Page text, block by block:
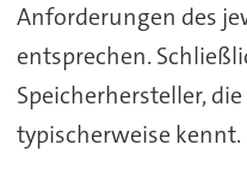
Anforderungen des
entsprechen.
Speicherhersteller,
typischerweise kennt.